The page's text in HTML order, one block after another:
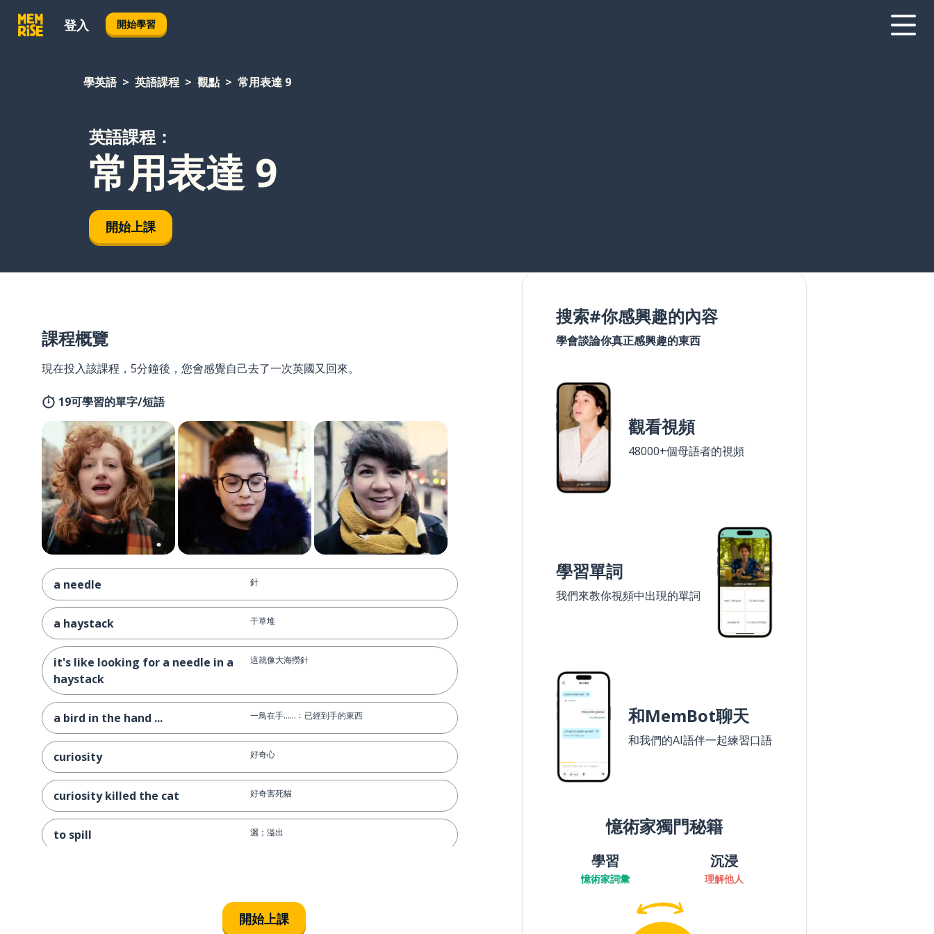
登入 開始學習
學英語 英語課程 觀點 常用表達 9
英語課程：
常用表達 9
開始上課
課程概覽
現在投入該課程，5分鐘後，您會感覺自己去了一次英國又回來。
19可學習的單字/短語
a needle 針
a haystack 干草堆
it's like looking for a needle in a
haystack
這就像大海撈針
a bird in the hand ... 一鳥在手……﹔已經到手的東西
curiosity 好奇心
curiosity killed the cat 好奇害死貓
to spill 灑；溢出
開始上課
搜索#你感興趣的內容
學會談論你真正感興趣的東西
觀看視頻
48000+個母語者的視頻
學習單詞
我們來教你視頻中出現的單詞
和MemBot聊天
和我們的AI語伴一起練習口語
憶術家獨門秘籍
學習
憶術家詞彙
沉浸
理解他人